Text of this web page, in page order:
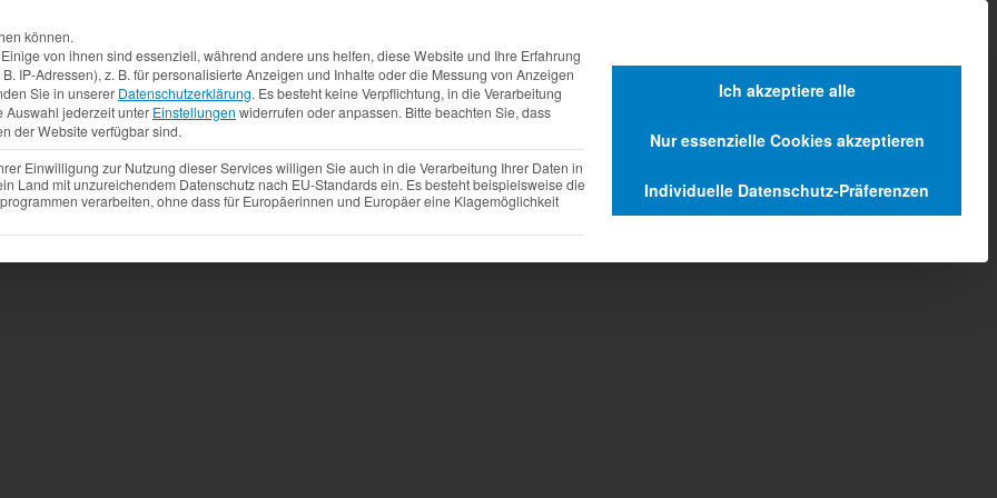
Aktuelles
können.
von ihnen sind essenziell, während andere uns helfen, diese Website und Ihre Erfahrung
IP-Adressen), z. B. für personalisierte Anzeigen und Inhalte oder die Messung von Anzeigen
Sie in unserer Datenschutzerklärung. Es besteht keine Verpflichtung, in die Verarbeitung
Auswahl jederzeit unter Einstellungen widerrufen oder anpassen. Bitte beachten Sie, dass
der Website verfügbar sind.
Einwilligung zur Nutzung dieser Services willigen Sie auch in die Verarbeitung Ihrer Daten in
Land mit unzureichendem Datenschutz nach EU-Standards ein. Es besteht beispielsweise die
verarbeiten, ohne dass für Europäerinnen und Europäer eine Klagemöglichkeit
Ich akzeptiere alle
Nur essenzielle Cookies akzeptieren
Individuelle Datenschutz-Präferenzen